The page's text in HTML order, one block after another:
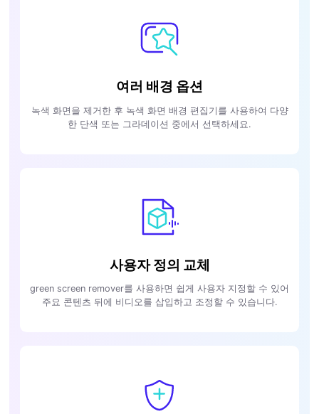
여러 배경 옵션
녹색 화면을 제거한 후 녹색 화면 배경 편집기를 사용하여 다양
한 단색 또는 그라데이션 중에서 선택하세요.
사용자 정의 교체
green screen remover를 사용하면 쉽게 사용자 지정할 수 있어
주요 콘텐츠 뒤에 비디오를 삽입하고 조정할 수 있습니다.